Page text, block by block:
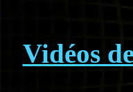
Vidéos